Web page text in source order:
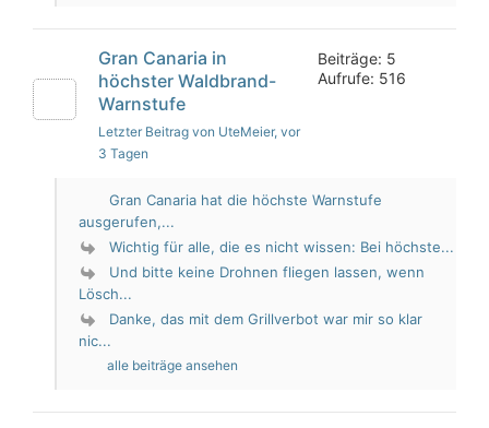
Gran Canaria in
höchster Waldbrand-
Warnstufe
Letzter Beitrag von UteMeier, vor
3 Tagen
Beiträge: 5
Aufrufe: 516
Gran Canaria hat die höchste Warnstufe
ausgerufen,...
Wichtig für alle, die es nicht wissen: Bei höchste...
Und bitte keine Drohnen fliegen lassen, wenn
Lösch...
Danke, das mit dem Grillverbot war mir so klar
nic...
alle beiträge ansehen